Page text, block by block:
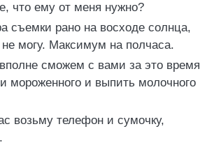
что ему от меня нужно?
съемки рано на восходе солнца,
могу. Максимум на полчаса.
сможем с вами за это время
мороженного и выпить молочного
возьму телефон и сумочку,